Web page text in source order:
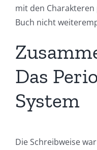
mit den Charakteren
Buch nicht
Das
System
Die Schreibweise